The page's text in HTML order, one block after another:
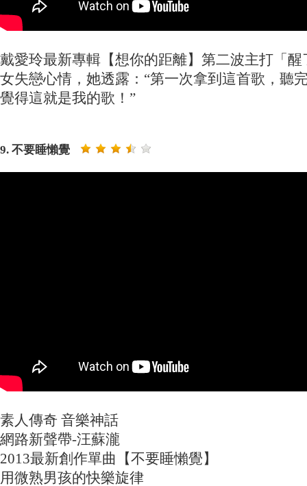
戴愛玲最新專輯【想你的距離】第二波主打「
女失戀心情，她透露：“第一次拿到這首歌，聽
覺得這就是我的歌！”
9. 不要睡懶覺
素人傳奇 音樂神話
網路新聲帶-汪蘇瀧
2013最新創作單曲【不要睡懶覺】
用微熟男孩的快樂旋律